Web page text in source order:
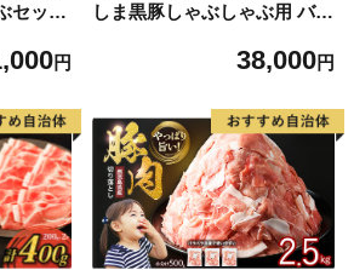
セット
円
しま黒豚しゃぶしゃぶ用 バラ
38,000円